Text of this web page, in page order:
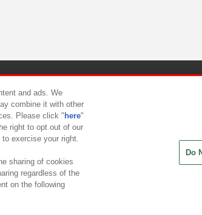
ハラスメント対応方針
and ads. We
combine it with other
Please click " here"
right to opt out of our
exercise your right.
sharing of cookies
regardless of the
on the following
Do